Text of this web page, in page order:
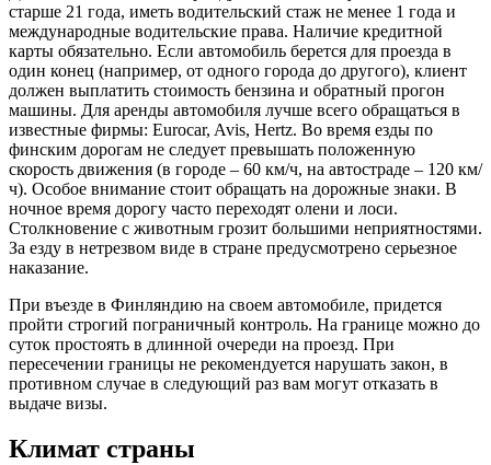
старше 21 года, иметь водительский стаж не менее 1 года и
международные водительские права. Наличие кредитной
карты обязательно. Если автомобиль берется для проезда в
один конец (например, от одного города до другого), клиент
должен выплатить стоимость бензина и обратный прогон
машины. Для аренды автомобиля лучше всего обращаться в
известные фирмы: Eurocar, Avis, Hertz. Во время езды по
финским дорогам не следует превышать положенную
скорость движения (в городе – 60 км/ч, на автостраде – 120 км/
ч). Особое внимание стоит обращать на дорожные знаки. В
ночное время дорогу часто переходят олени и лоси.
Столкновение с животным грозит большими неприятностями.
За езду в нетрезвом виде в стране предусмотрено серьезное
наказание.
При въезде в Финляндию на своем автомобиле, придется
пройти строгий пограничный контроль. На границе можно до
суток простоять в длинной очереди на проезд. При
пересечении границы не рекомендуется нарушать закон, в
противном случае в следующий раз вам могут отказать в
выдаче визы.
Климат страны